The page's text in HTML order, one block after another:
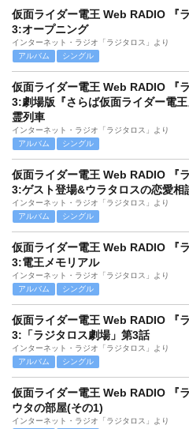
仮面ライダー電王 Web RADIO 『
3:オープニング
インターネット・ラジオ「ラジタロス」より
アルバム
シングル
仮面ライダー電王 Web RADIO 『
3:劇場版『さらば仮面ライダー電
霊列車
インターネット・ラジオ「ラジタロス」より
アルバム
シングル
仮面ライダー電王 Web RADIO 『
3:ゲスト登場&ウラタロスの恋愛相
インターネット・ラジオ「ラジタロス」より
アルバム
シングル
仮面ライダー電王 Web RADIO 『
3:電王メモリアル
インターネット・ラジオ「ラジタロス」より
アルバム
シングル
仮面ライダー電王 Web RADIO 『
3:「ラジタロス劇場」第3話
インターネット・ラジオ「ラジタロス」より
アルバム
シングル
仮面ライダー電王 Web RADIO 『
ウタの部屋(その1)
インターネット・ラジオ「ラジタロス」より